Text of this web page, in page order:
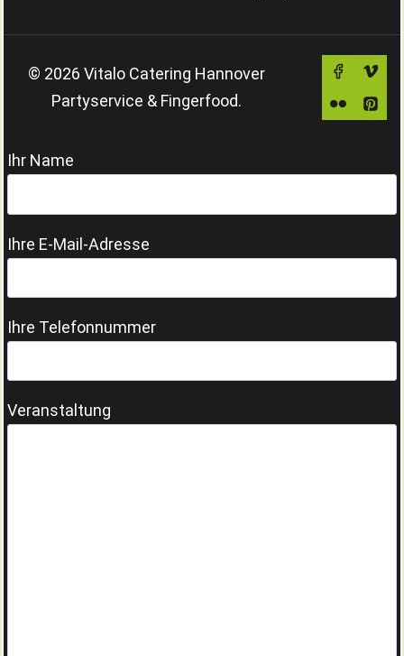
© 2026 Vitalo Catering Hannover
Partyservice & Fingerfood.
Ihr Name
Ihre E-Mail-Adresse
Ihre Telefonnummer
Veranstaltung